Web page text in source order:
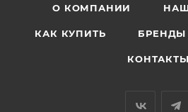
О КОМПАНИИ
КАК КУПИТЬ БРЕНДЫ
КОНТАКТЫ